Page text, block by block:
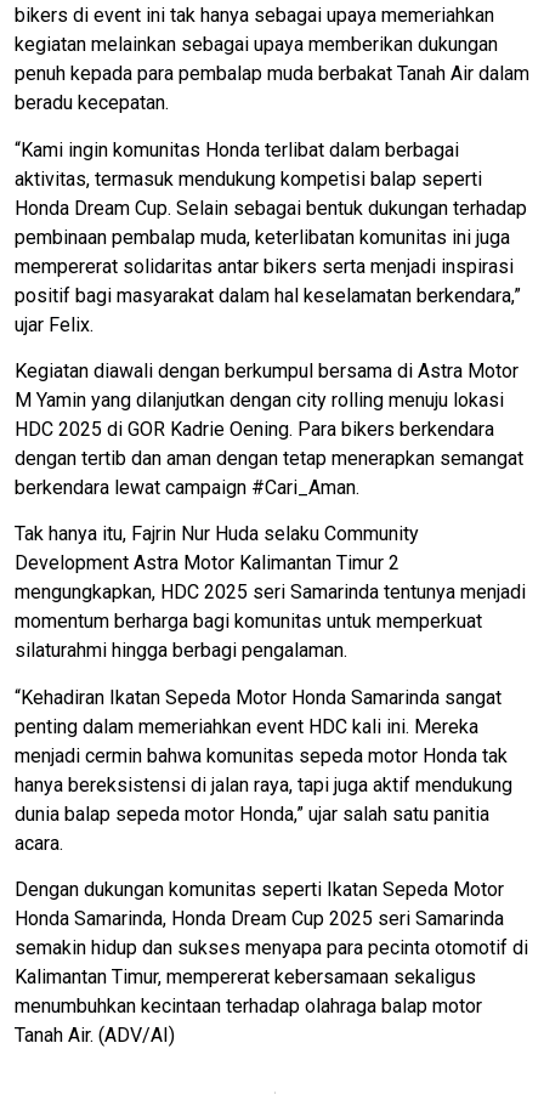
bikers di event ini tak hanya sebagai upaya memeriahkan
kegiatan melainkan sebagai upaya memberikan dukungan
penuh kepada para pembalap muda berbakat Tanah Air dalam
beradu kecepatan.
“Kami ingin komunitas Honda terlibat dalam berbagai
aktivitas, termasuk mendukung kompetisi balap seperti
Honda Dream Cup. Selain sebagai bentuk dukungan terhadap
pembinaan pembalap muda, keterlibatan komunitas ini juga
mempererat solidaritas antar bikers serta menjadi inspirasi
positif bagi masyarakat dalam hal keselamatan berkendara,”
ujar Felix.
Kegiatan diawali dengan berkumpul bersama di Astra Motor
M Yamin yang dilanjutkan dengan city rolling menuju lokasi
HDC 2025 di GOR Kadrie Oening. Para bikers berkendara
dengan tertib dan aman dengan tetap menerapkan semangat
berkendara lewat campaign #Cari_Aman.
Tak hanya itu, Fajrin Nur Huda selaku Community
Development Astra Motor Kalimantan Timur 2
mengungkapkan, HDC 2025 seri Samarinda tentunya menjadi
momentum berharga bagi komunitas untuk memperkuat
silaturahmi hingga berbagi pengalaman.
“Kehadiran Ikatan Sepeda Motor Honda Samarinda sangat
penting dalam memeriahkan event HDC kali ini. Mereka
menjadi cermin bahwa komunitas sepeda motor Honda tak
hanya bereksistensi di jalan raya, tapi juga aktif mendukung
dunia balap sepeda motor Honda,” ujar salah satu panitia
acara.
Dengan dukungan komunitas seperti Ikatan Sepeda Motor
Honda Samarinda, Honda Dream Cup 2025 seri Samarinda
semakin hidup dan sukses menyapa para pecinta otomotif di
Kalimantan Timur, mempererat kebersamaan sekaligus
menumbuhkan kecintaan terhadap olahraga balap motor
Tanah Air. (ADV/AI)